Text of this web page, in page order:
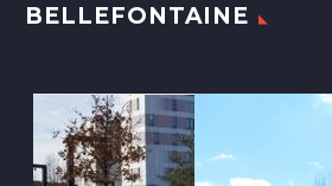
BELLEFONTAINE